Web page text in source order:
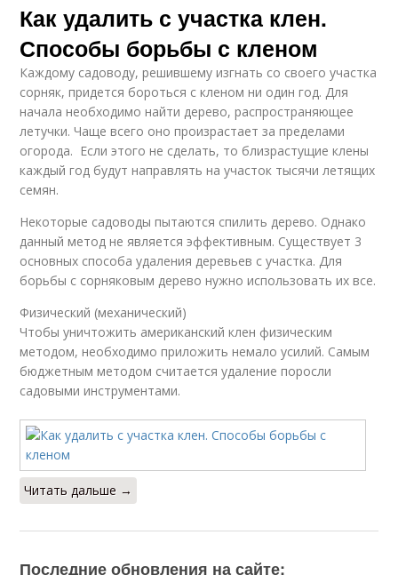
Как удалить с участка клен.
Способы борьбы с кленом
Каждому садоводу, решившему изгнать со своего участка
сорняк, придется бороться с кленом ни один год. Для
начала необходимо найти дерево, распространяющее
летучки. Чаще всего оно произрастает за пределами
огорода. Если этого не сделать, то близрастущие клены
каждый год будут направлять на участок тысячи летящих
семян.
Некоторые садоводы пытаются спилить дерево. Однако
данный метод не является эффективным. Существует 3
основных способа удаления деревьев с участка. Для
борьбы с сорняковым дерево нужно использовать их все.
Физический (механический)
Чтобы уничтожить американский клен физическим
методом, необходимо приложить немало усилий. Самым
бюджетным методом считается удаление поросли
садовыми инструментами.
Читать дальше →
Последние обновления на сайте: